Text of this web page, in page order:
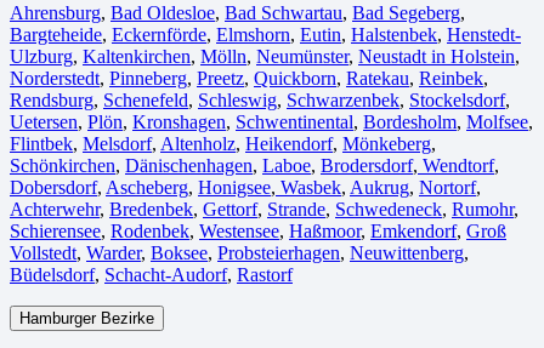
Ahrensburg, Bad Oldesloe, Bad Schwartau, Bad Segeberg,
Bargteheide, Eckernförde, Elmshorn, Eutin, Halstenbek, Henstedt-
Ulzburg, Kaltenkirchen, Mölln, Neumünster, Neustadt in Holstein,
Norderstedt, Pinneberg, Preetz, Quickborn, Ratekau, Reinbek,
Rendsburg, Schenefeld, Schleswig, Schwarzenbek, Stockelsdorf,
Uetersen, Plön, Kronshagen, Schwentinental, Bordesholm, Molfsee,
Flintbek, Melsdorf, Altenholz, Heikendorf, Mönkeberg,
Schönkirchen, Dänischenhagen, Laboe, Brodersdorf, Wendtorf,
Dobersdorf, Ascheberg, Honigsee, Wasbek, Aukrug, Nortorf,
Achterwehr, Bredenbek, Gettorf, Strande, Schwedeneck, Rumohr,
Schierensee, Rodenbek, Westensee, Haßmoor, Emkendorf, Groß
Vollstedt, Warder, Boksee, Probsteierhagen, Neuwittenberg,
Büdelsdorf, Schacht-Audorf, Rastorf
Hamburger Bezirke